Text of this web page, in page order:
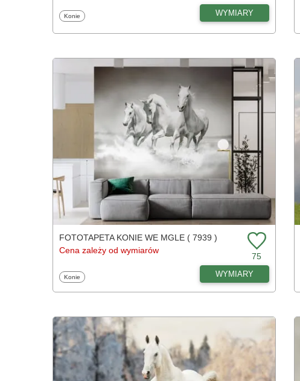
Fototapety
Konie WYMIARY
FOTOTAPETA KONIE WE MGLE ( 7939 )
Cena zależy od wymiarów
75
Fototapety
Konie WYMIARY